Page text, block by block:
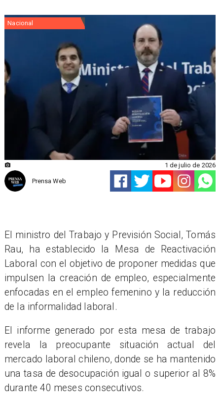
Nacional
Prensa Web
1 de julio de 2026
El ministro del Trabajo y Previsión Social, Tomás
Rau, ha establecido la Mesa de Reactivación
Laboral con el objetivo de proponer medidas que
impulsen la creación de empleo, especialmente
enfocadas en el empleo femenino y la reducción
de la informalidad laboral.
El informe generado por esta mesa de trabajo
revela la preocupante situación actual del
mercado laboral chileno, donde se ha mantenido
una tasa de desocupación igual o superior al 8%
durante 40 meses consecutivos.